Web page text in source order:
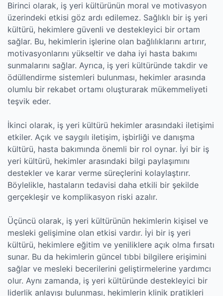
Birinci olarak, iş yeri kültürünün moral ve motivasyon
üzerindeki etkisi göz ardı edilemez. Sağlıklı bir iş yeri
kültürü, hekimlere güvenli ve destekleyici bir ortam
sağlar. Bu, hekimlerin işlerine olan bağlılıklarını artırır,
motivasyonlarını yükseltir ve daha iyi hasta bakımı
sunmalarını sağlar. Ayrıca, iş yeri kültüründe takdir ve
ödüllendirme sistemleri bulunması, hekimler arasında
olumlu bir rekabet ortamı oluşturarak mükemmeliyeti
teşvik eder.
İkinci olarak, iş yeri kültürü hekimler arasındaki iletişimi
etkiler. Açık ve saygılı iletişim, işbirliği ve danışma
kültürü, hasta bakımında önemli bir rol oynar. İyi bir iş
yeri kültürü, hekimler arasındaki bilgi paylaşımını
destekler ve karar verme süreçlerini kolaylaştırır.
Böylelikle, hastaların tedavisi daha etkili bir şekilde
gerçekleşir ve komplikasyon riski azalır.
Üçüncü olarak, iş yeri kültürünün hekimlerin kişisel ve
mesleki gelişimine olan etkisi vardır. İyi bir iş yeri
kültürü, hekimlere eğitim ve yeniliklere açık olma fırsatı
sunar. Bu da hekimlerin güncel tıbbi bilgilere erişimini
sağlar ve mesleki becerilerini geliştirmelerine yardımcı
olur. Aynı zamanda, iş yeri kültüründe destekleyici bir
liderlik anlayışı bulunması, hekimlerin klinik pratikleri